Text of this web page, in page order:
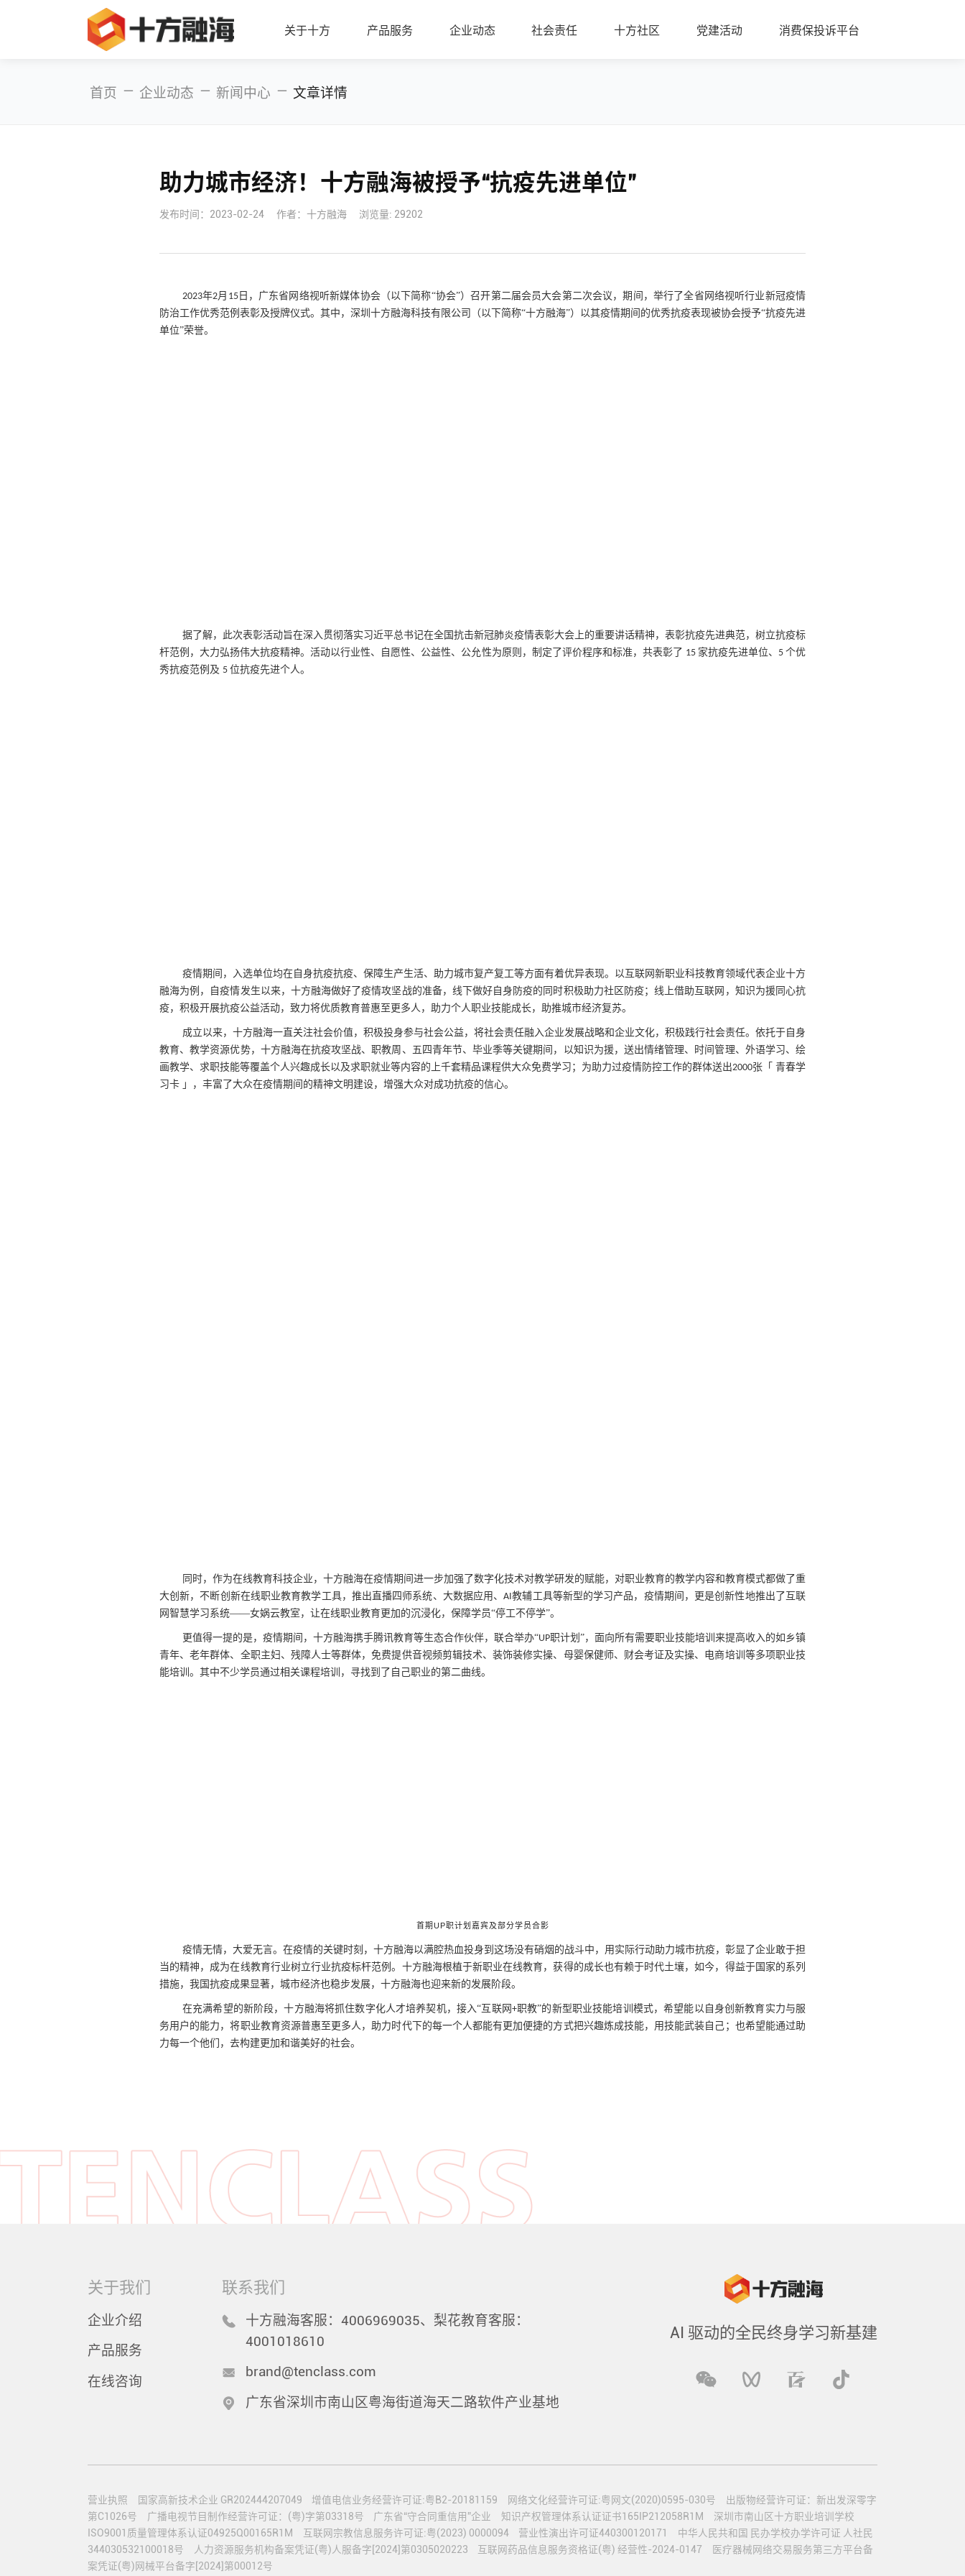
关于十方 产品服务 企业动态 社会责任 十方社区 党建活动 消费保投诉平台
首页 — 企业动态 — 新闻中心 — 文章详情
助力城市经济！十方融海被授予“抗疫先进单位”
发布时间： 2023-02-24 作者：十方融海 浏览量: 29202
2023年2月 15日，广东省网络视听新媒体协会（以下简称“协会”）召开第二届会员大会第二次会议，期间，举行了全省网络视听行业新冠疫情
防治工作优秀范例表彰及授牌仪式。其中，深圳十方融海科技有限公司（以下简称“十方融海”）以其疫情期间的优秀抗疫表现被协会授予“抗疫先进
单位”荣誉。
据了解，此次表彰活动旨在深入贯彻落实习近平总书记在全国抗击新冠肺炎疫情表彰大会上的重要讲话精神，表彰抗疫先进典范，树立抗疫标
杆范例，大力弘扬伟大抗疫精神。活动以行业性、自愿性、公益性、公允性为原则，制定了评价程序和标准，共表彰了 15 家抗疫先进单位、 5 个优
秀抗疫范例及 5 位抗疫先进个人。
疫情期间，入选单位均在自身抗疫抗疫、保障生产生活、助力城市复产复工等方面有着优异表现。以互联网新职业科技教育领域代表企业十方
融海为例，自疫情发生以来，十方融海做好了疫情攻坚战的准备，线下做好自身防疫的同时积极助力社区防疫；线上借助互联网，知识为援同心抗
疫，积极开展抗疫公益活动，致力将优质教育普惠至更多人，助力个人职业技能成长，助推城市经济复苏。
成立以来，十方融海一直关注社会价值，积极投身参与社会公益，将社会责任融入企业发展战略和企业文化，积极践行社会责任。依托于自身
教育、教学资源优势，十方融海在抗疫攻坚战、职教周、五四青年节、毕业季等关键期间，以知识为援，送出情绪管理、时间管理、外语学习、绘
画教学、求职技能等覆盖个人兴趣成长以及求职就业等内容的上千套精品课程供大众免费学习；为助力过疫情防控工作的群体送出2000张「 青春学
习卡 」， 丰富了大众在疫情期间的精神文明建设，增强大众对成功抗疫的信心。
同时，作为在线教育科技企业，十方融海在疫情期间进一步加强了数字化技术对教学研发的赋能，对职业教育的教学内容和教育模式都做了重
大创新，不断创新在线职业教育教学工具，推出直播四师系统、大数据应用、AI教辅工具等新型的学习产品，疫情期间，更是创新性地推出了互联
网智慧学习系统——女娲云教室，让在线职业教育更加的沉浸化，保障学员“停工不停学”。
更值得一提的是，疫情期间，十方融海携手腾讯教育等生态合作伙伴，联合举办“UP职计划”， 面向所有需要职业技能培训来提高收入的如乡镇
青年、老年群体、全职主妇、残障人士等群体，免费提供音视频剪辑技术、装饰装修实操、母婴保健师、财会考证及实操、电商培训等多项职业技
能培训。其中不少学员通过相关课程培训，寻找到了自己职业的第二曲线。
首期UP职计划嘉宾及部分学员合影
疫情无情，大爱无言。在疫情的关键时刻，十方融海以满腔热血投身到这场没有硝烟的战斗中，用实际行动助力城市抗疫，彰显了企业敢于担
当的精神，成为在线教育行业树立行业抗疫标杆范例。十方融海根植于新职业在线教育，获得的成长也有赖于时代土壤，如今，得益于国家的系列
措施，我国抗疫成果显著，城市经济也稳步发展，十方融海也迎来新的发展阶段。
在充满希望的新阶段，十方融海将抓住数字化人才培养契机，接入“互联网 +职教”的新型职业技能培训模式，希望能以自身创新教育实力与服
务用户的能力，将职业教育资源普惠至更多人，助力时代下的每一个人都能有更加便捷的方式把兴趣炼成技能，用技能武装自己；也希望能通过助
力每一个他们，去构建更加和谐美好的社会。
关于我们
企业介绍
产品服务
在线咨询
联系我们
十方融海客服：4006969035、梨花教育客服：
4001018610
brand@tenclass.com
广东省深圳市南山区粤海街道海天二路软件产业基地
AI 驱动的全民终身学习新基建
营业执照 国家高新技术企业 GR202444207049 增值电信业务经营许可证:粤B2-20181159 网络文化经营许可证:粤网文(2020)0595-030号
出版物经营许可证：新出发深零字
第C1026号
广播电视节目制作经营许可证：(粤)字第03318号 广东省“守合同重信用”企业 知识产权管理体系认证证书165IP212058R1M
深圳市南山区十方职业培训学校
ISO9001质量管理体系认证04925Q00165R1M
互联网宗教信息服务许可证:粤(2023) 0000094 营业性演出许可证440300120171
中华人民共和国 民办学校办学许可证 人社民
344030532100018号
人力资源服务机构备案凭证(粤)人服备字[2024]第0305020223 互联网药品信息服务资格证(粤) 经营性-2024-0147
医疗器械网络交易服务第三方平台备
案凭证(粤)网械平台备字[2024]第00012号